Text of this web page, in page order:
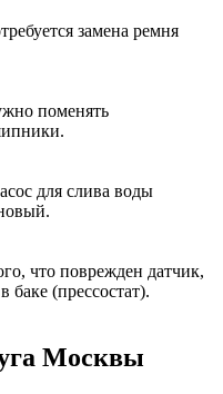
замена ремня
поменять
для слива воды
что поврежден датчик,
баке (прессостат).
Москвы